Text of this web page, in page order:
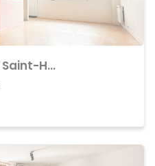
Achat Appartement Saint-Helier